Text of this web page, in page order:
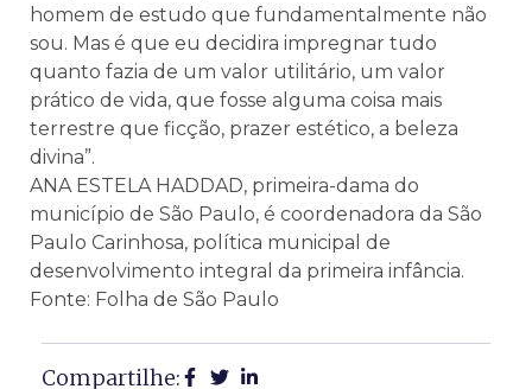
homem de estudo que fundamentalmente não
sou. Mas é que eu decidira impregnar tudo
quanto fazia de um valor utilitário, um valor
prático de vida, que fosse alguma coisa mais
terrestre que ficção, prazer estético, a beleza
divina”.
ANA ESTELA HADDAD, primeira-dama do
município de São Paulo, é coordenadora da São
Paulo Carinhosa, política municipal de
desenvolvimento integral da primeira infância.
Fonte: Folha de São Paulo
Compartilhe: